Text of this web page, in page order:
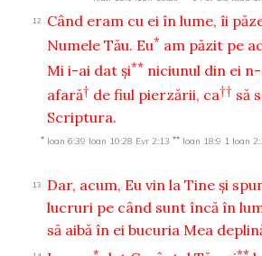
12
Când eram cu ei în lume, îi
Numele Tău. Eu* am păzit pe
Mi i-ai dat şi** niciunul din ei
afară† de fiul pierzării, ca†† să
Scriptura.
* Ioan 6:39 Ioan 10:28 Evr 2:13 ** Ioan 18:9 1 Ioan
13
Dar, acum, Eu vin la Tine şi
lucruri pe când sunt încă în
să aibă în ei bucuria Mea